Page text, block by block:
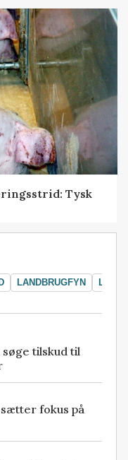
Tysk
LANDBRUGFYN
tilskud til
fokus på